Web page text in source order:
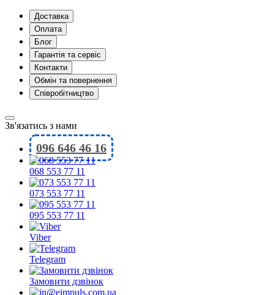
Доставка
Оплата
Блог
Гарантія та сервіс
Контакти
Обмін та повернення
Співробітництво
Зв'язатись з нами
096 646 46 16
068 553 77 11
073 553 77 11
095 553 77 11
Viber
Telegram
Замовити дзвінок